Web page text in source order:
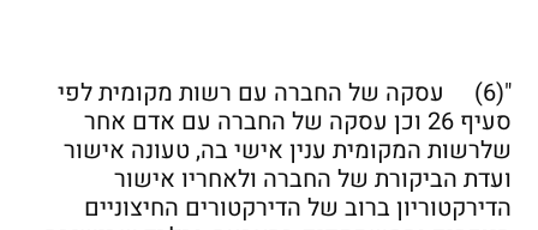
"(6) עסקה של החברה עם רשות מקומית לפי
סעיף 26 וכן עסקה של החברה עם אדם אחר
שלרשות המקומית ענין אישי בה, טעונה אישור
ועדת הביקורת של החברה ולאחריו אישור
הדירקטוריון ברוב של הדירקטורים החיצוניים